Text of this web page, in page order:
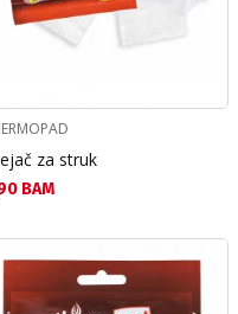
za struk
цена:
BAM